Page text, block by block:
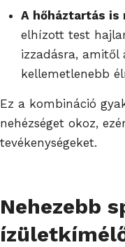
A hőháztartás is
elhízott test
izzadásra,
kellemetlenebb
Ez a kombináció
nehézséget okoz,
tevékenységeket.
Nehezebb